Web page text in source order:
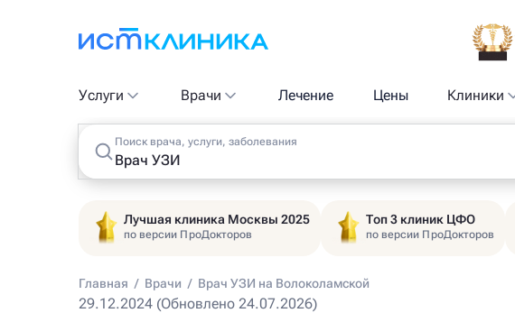
Услуги Врачи Лечение Цены Клиники
Поиск врача, услуги, заболевания
Лучшая клиника Москвы 2025
по версии ПроДокторов
Топ 3 клиник ЦФО
по версии ПроДокторов
Главная / Врачи / Врач УЗИ на Волоколамской
29.12.2024 (Обновлено 24.07.2026)